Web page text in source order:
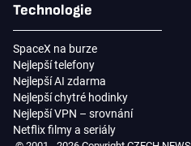
Technologie
SpaceX na burze
Nejlepší telefony
Nejlepší AI zdarma
Nejlepší chytré hodinky
Nejlepší VPN – srovnání
Netflix filmy a seriály